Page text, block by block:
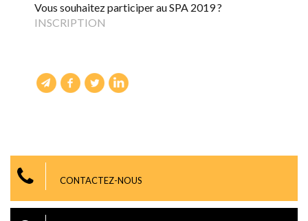
Vous souhaitez participer au SPA 2019 ?
INSCRIPTION
CONTACTEZ-NOUS